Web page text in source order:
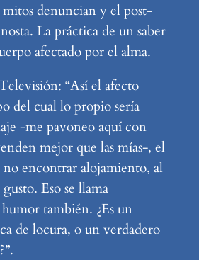
denuncian y el post-
La práctica de un saber
afectado por el alma.
“Así el afecto
del cual lo propio sería
-me pavoneo aquí con
mejor que las mías-, el
encontrar alojamiento, al
Eso se llama
también. ¿Es un
de locura, o un verdadero